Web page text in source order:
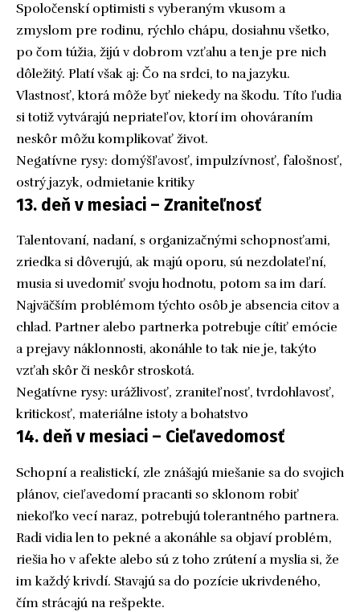
Spoločenskí optimisti s vyberaným vkusom a
zmyslom pre rodinu, rýchlo chápu, dosiahnu všetko,
po čom túžia, žijú v dobrom vzťahu a ten je pre nich
dôležitý. Platí však aj: Čo na srdci, to na jazyku.
Vlastnosť, ktorá môže byť niekedy na škodu. Títo ľudia
si totiž vytvárajú nepriateľov, ktorí im ohováraním
neskôr môžu komplikovať život.
Negatívne rysy: domýšľavosť, impulzívnosť, falošnosť,
ostrý jazyk, odmietanie kritiky
13. deň v mesiaci – Zraniteľnosť
Talentovaní, nadaní, s organizačnými schopnosťami,
zriedka si dôverujú, ak majú oporu, sú nezdolateľní,
musia si uvedomiť svoju hodnotu, potom sa im darí.
Najväčším problémom týchto osôb je absencia citov a
chlad. Partner alebo partnerka potrebuje cítiť emócie
a prejavy náklonnosti, akonáhle to tak nie je, takýto
vzťah skôr či neskôr stroskotá.
Negatívne rysy: urážlivosť, zraniteľnosť, tvrdohlavosť,
kritickosť, materiálne istoty a bohatstvo
14. deň v mesiaci – Cieľavedomosť
Schopní a realistickí, zle znášajú miešanie sa do svojich
plánov, cieľavedomí pracanti so sklonom robiť
niekoľko vecí naraz, potrebujú tolerantného partnera.
Radi vidia len to pekné a akonáhle sa objaví problém,
riešia ho v afekte alebo sú z toho zrútení a myslia si, že
im každý krivdí. Stavajú sa do pozície ukrivdeného,
čím strácajú na rešpekte.